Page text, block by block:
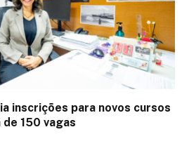
inscrições para novos cursos
150 vagas